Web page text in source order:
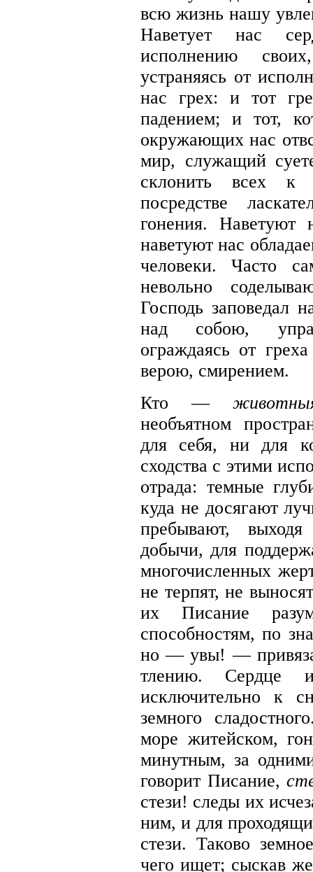
всю жизнь нашу
Наветует нас
исполнению
устраняясь от
нас грех: и тот
падением; и тот,
окружающих нас
мир, служащий
склонить всех
посредстве
гонения.
наветуют нас
человеки. Часто
невольно
Господь заповедал
над собою,
ограждаясь от
верою, смирением.
Кто —
необъятном
для себя, ни для
сходства с этими
отрада: темные
куда не досягают
пребывают,
добычи, для
многочисленных
не терпят, не
их Писание
способностям, по
но — увы! —
тлению. Сердце
исключительно к
земного
море житейском,
минутным, за
говорит Писание,
стези! следы их
ним, и для
стези. Таково
чего ищет; сыскав